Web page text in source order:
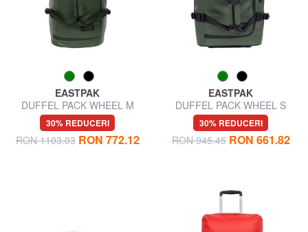
EASTPAK
DUFFEL PACK WHEEL M
Trolley geantă de voiaj medie,
hidrofugă
30% REDUCERI
RON 1103.03 RON 772.12
EASTPAK
DUFFEL PACK WHEEL S
Trolley mic pentru geantă de
voiaj hidrofugă
30% REDUCERI
RON 945.45 RON 661.82